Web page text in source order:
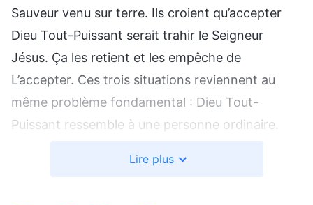
Sauveur venu sur terre. Ils croient qu’accepter
Dieu Tout-Puissant serait trahir le Seigneur
Jésus. Ҫa les retient et les empêche de
L’accepter. Ces trois situations reviennent au
même problème fondamental : Dieu Tout-
Puissant ressemble à une personne ordinaire.
puissance et d’autorité, mais Il ne S’appelle pas
Lire plus